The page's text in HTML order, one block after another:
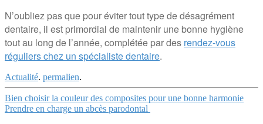
N’oubliez pas que pour éviter tout type de désagrément
dentaire, il est primordial de maintenir une bonne hygiène
tout au long de l’année, complétée par des rendez-vous
réguliers chez un spécialiste dentaire.
Actualité. permalien.
Navigation
Article
Bien choisir la couleur des composites pour une bonne harmonie
Prendre en charge un abcès parodontal